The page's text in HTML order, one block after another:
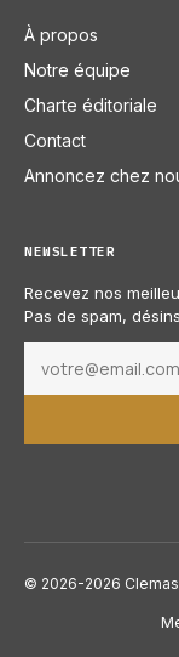
À propos
Notre équipe
Charte éditoriale
Contact
Annoncez chez
NEWSLETTER
Recevez nos
Pas de spam,
© 2026-2026